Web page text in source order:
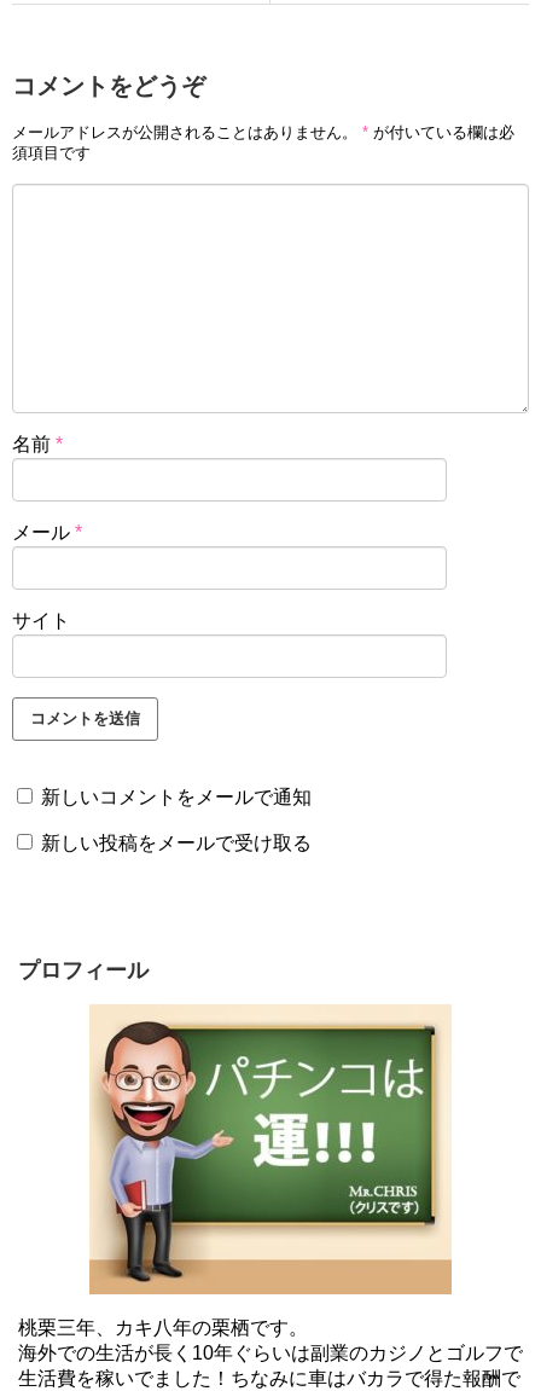
コメントをどうぞ
メールアドレスが公開されることはありません。 * が付いている欄は必
須項目です
名前 *
メール *
サイト
新しいコメントをメールで通知
新しい投稿をメールで受け取る
プロフィール
桃栗三年、カキ八年の栗栖です。
海外での生活が長く10年ぐらいは副業のカジノとゴルフで
生活費を稼いでました！ちなみに車はバカラで得た報酬で